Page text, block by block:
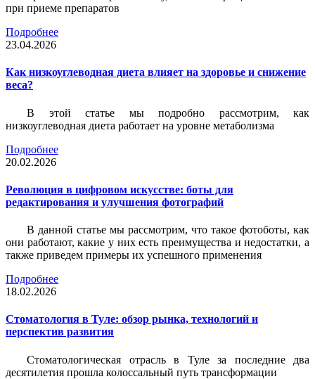
при приеме препаратов
Подробнее
23.04.2026
Как низкоуглеводная диета влияет на здоровье и снижение
веса?
В этой статье мы подробно рассмотрим, как
низкоуглеводная диета работает на уровне метаболизма
Подробнее
20.02.2026
Революция в цифровом искусстве: боты для
редактирования и улучшения фотографий
В данной статье мы рассмотрим, что такое фотоботы, как
они работают, какие у них есть преимущества и недостатки, а
также приведем примеры их успешного применения
Подробнее
18.02.2026
Стоматология в Туле: обзор рынка, технологий и
перспектив развития
Стоматологическая отрасль в Туле за последние два
десятилетия прошла колоссальный путь трансформации